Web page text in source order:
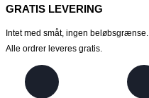
GRATIS LEVERING
Intet med småt, ingen beløbsgrænse.
Alle ordrer leveres gratis.